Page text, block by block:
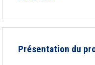
Présentation du